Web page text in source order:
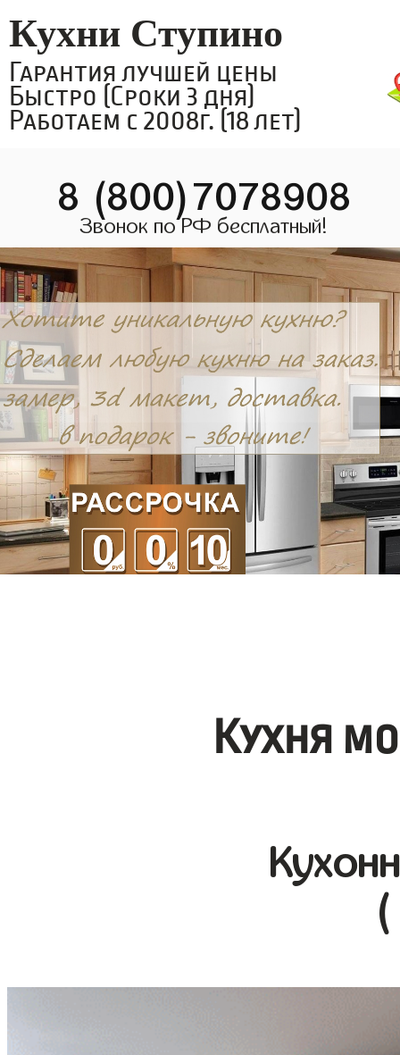
Кухни Ступино
Гарантия лучшей цены
Быстро (Сроки 3 дня)
Работаем с 2008г. (18 лет)
8 (800)7078908
Звонок по РФ бесплатный!
Кухня